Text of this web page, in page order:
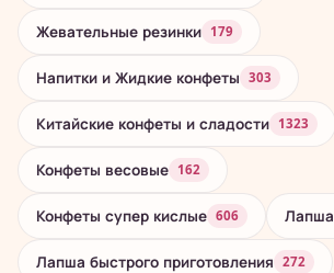
Жевательные резинки 179
Напитки и Жидкие конфеты 303
Китайские конфеты и сладости 1323
Конфеты весовые 162
Конфеты супер кислые 606 Лапша
Лапша быстрого приготовления 272